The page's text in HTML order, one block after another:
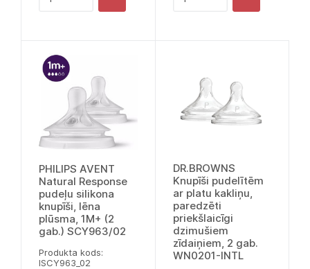
PHILIPS AVENT
Natural Response
pudeļu silikona
knupīši, lēna
plūsma, 1M+ (2
gab.) SCY963/02
Produkta kods:
lSCY963_02
DR.BROWNS
Knupīši pudelītēm
ar platu kakliņu,
paredzēti
priekšlaicīgi
dzimušiem
zīdaiņiem, 2 gab.
WN0201-INTL